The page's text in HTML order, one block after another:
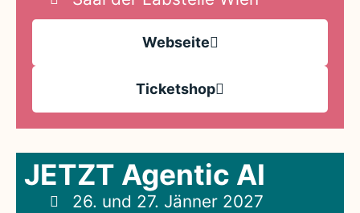
Webseite
Ticketshop
JETZT Agentic AI
26. und 27. Jänner 2027